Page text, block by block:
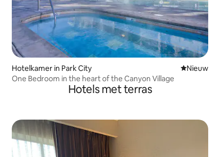
Hotelkamer in Park City Nieuwe
Nieuw
One Bedroom in the heart of the Canyon Village
Hotels met terras